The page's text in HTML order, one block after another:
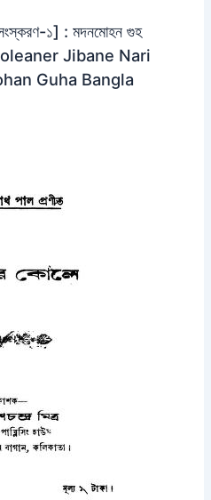
[সংস্করণ-১] : মদনমোহন গুহ
Jibane Nari
Guha Bangla